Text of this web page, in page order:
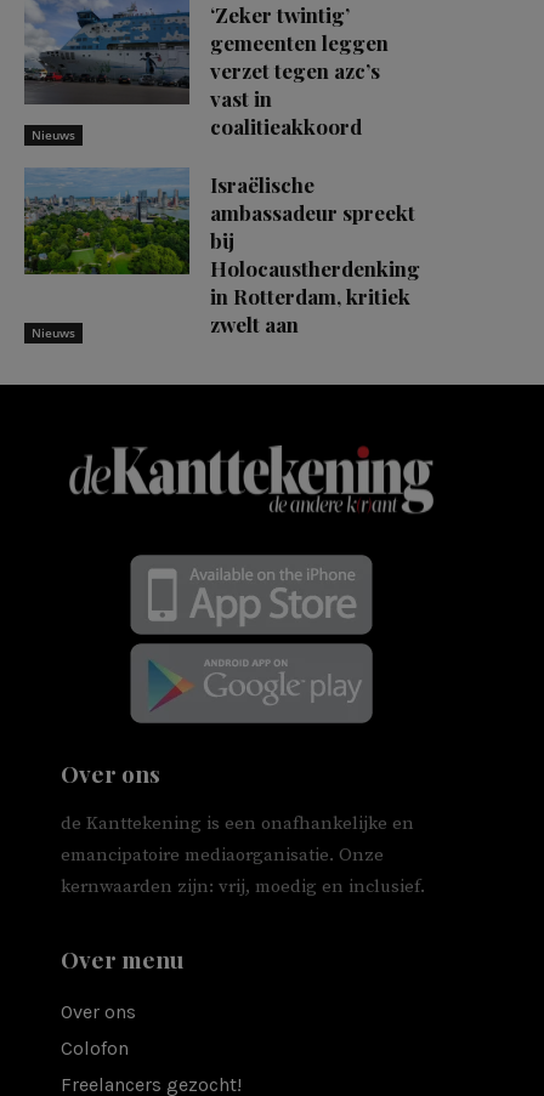
Nieuws
‘Zeker twintig’
gemeenten leggen
verzet tegen azc’s
vast in
coalitieakkoord
Nieuws
Israëlische
ambassadeur spreekt
bij
Holocaustherdenking
in Rotterdam, kritiek
zwelt aan
Over ons
de Kanttekening is een onafhankelijke en
emancipatoire mediaorganisatie. Onze
kernwaarden zijn: vrij, moedig en inclusief.
Over menu
Over ons
Colofon
Freelancers gezocht!